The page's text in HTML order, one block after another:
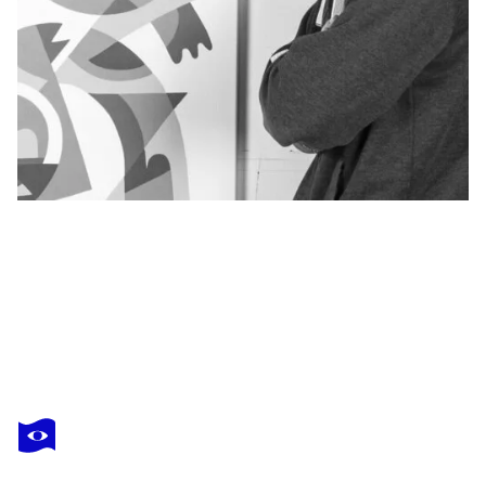
RIMP
Fireworks I